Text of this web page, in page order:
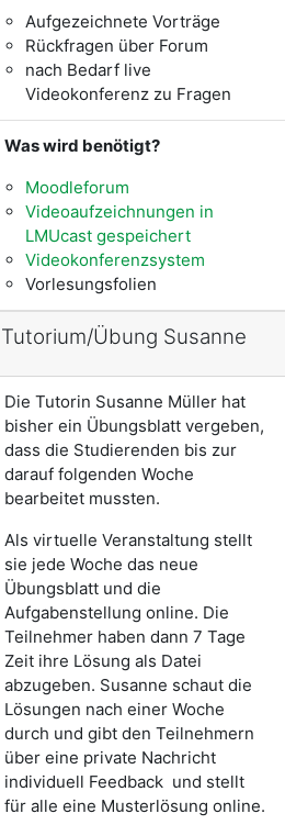
Aufgezeichnete Vorträge
Rückfragen über Forum
nach Bedarf live
Videokonferenz zu Fragen
Was wird benötigt?
Moodleforum
Videoaufzeichnungen in
LMUcast gespeichert
Videokonferenzsystem
Vorlesungsfolien
Tutorium/Übung Susanne
Die Tutorin Susanne Müller hat
bisher ein Übungsblatt vergeben,
dass die Studierenden bis zur
darauf folgenden Woche
bearbeitet mussten.
Als virtuelle Veranstaltung stellt
sie jede Woche das neue
Übungsblatt und die
Aufgabenstellung online. Die
Teilnehmer haben dann 7 Tage
Zeit ihre Lösung als Datei
abzugeben. Susanne schaut die
Lösungen nach einer Woche
durch und gibt den Teilnehmern
über eine private Nachricht
individuell Feedback und stellt
für alle eine Musterlösung online.